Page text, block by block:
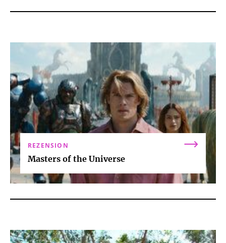
REZENSION
Masters of the Universe